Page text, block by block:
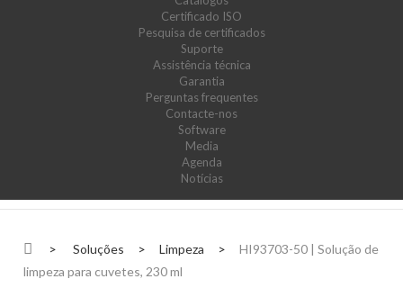
Certificado ISO
Pesquisa de certificados
Suporte
Assistência técnica
Garantia
Perguntas frequentes
Contacte-nos
Software
Media
Agenda
Notícias
> Soluções > Limpeza >
HI93703-50 | Solução de
limpeza para cuvetes, 230 ml